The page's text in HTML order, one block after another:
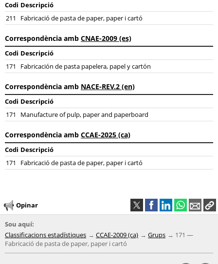
Codi Descripció
211
Fabricació de pasta de paper, paper i cartó
Correspondència amb CNAE-2009 (es)
Codi Descripció
171
Fabricación de pasta papelera, papel y cartón
Correspondència amb NACE-REV.2 (en)
Codi Descripció
171
Manufacture of pulp, paper and paperboard
Correspondència amb CCAE-2025 (ca)
Codi Descripció
171
Fabricació de pasta de paper, paper i cartó
Opinar
Sou aquí:
Classificacions estadístiques
CCAE-2009 (ca) Grups
171 —
Fabricació de pasta de paper, paper i cartó